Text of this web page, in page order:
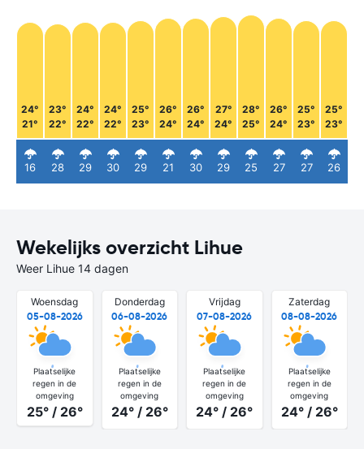
24°
21°
16
23°
22°
28
24°
22°
29
24°
22°
30
25°
23°
29
26°
24°
21
26°
24°
30
27°
24°
29
28°
25°
25
26°
24°
27
25°
23°
27
25°
23°
26
Wekelijks overzicht Lihue
Weer Lihue 14 dagen
Woensdag
05-08-2026
Plaatselijke
regen in de
omgeving
25° / 26°
Donderdag
06-08-2026
Plaatselijke
regen in de
omgeving
24° / 26°
Vrijdag
07-08-2026
Plaatselijke
regen in de
omgeving
24° / 26°
Zaterdag
08-08-2026
Plaatselijke
regen in de
omgeving
24° / 26°